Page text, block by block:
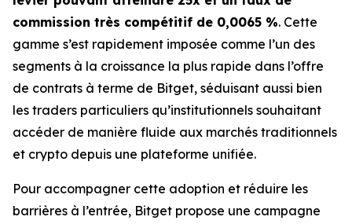
commission très compétitif de 0,0065 %. Cette
gamme s’est rapidement imposée comme l’un des
segments à la croissance la plus rapide dans l’offre
de contrats à terme de Bitget, séduisant aussi bien
les traders particuliers qu’institutionnels souhaitant
accéder de manière fluide aux marchés traditionnels
et crypto depuis une plateforme unifiée.
Pour accompagner cette adoption et réduire les
barrières à l’entrée, Bitget propose une campagne